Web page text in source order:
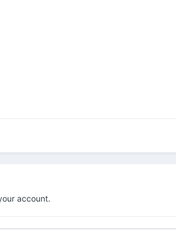
account.